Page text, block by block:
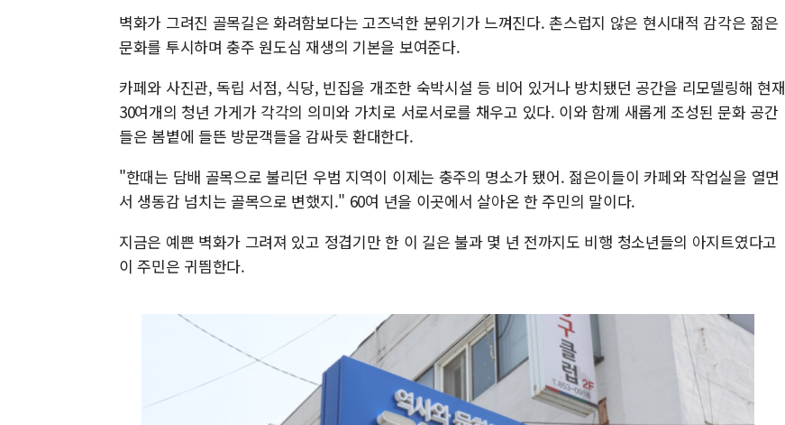
벽화가 그려진 골목길은 화려함보다는 고즈넉한 분위기가 느껴진다. 촌스럽지 않은 현시대적 감각은 젊은
문화를 투시하며 충주 원도심 재생의 기본을 보여준다.
카페와 사진관, 독립 서점, 식당, 빈집을 개조한 숙박시설 등 비어 있거나 방치됐던 공간을 리모델링해 현재
30여개의 청년 가게가 각각의 의미와 가치로 서로서로를 채우고 있다. 이와 함께 새롭게 조성된 문화 공간
들은 봄볕에 들뜬 방문객들을 감싸듯 환대한다.
"한때는 담배 골목으로 불리던 우범 지역이 이제는 충주의 명소가 됐어. 젊은이들이 카페와 작업실을 열면
서 생동감 넘치는 골목으로 변했지." 60여 년을 이곳에서 살아온 한 주민의 말이다.
지금은 예쁜 벽화가 그려져 있고 정겹기만 한 이 길은 불과 몇 년 전까지도 비행 청소년들의 아지트였다고
이 주민은 귀띔한다.